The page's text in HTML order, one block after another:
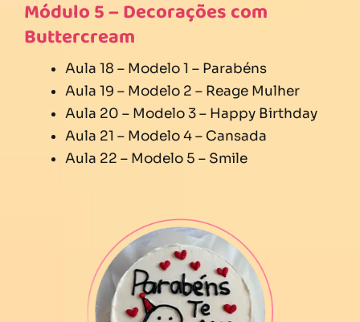
Módulo 5 – Decorações com
Buttercream
Aula 18 – Modelo 1 – Parabéns
Aula 19 – Modelo 2 – Reage Mulher
Aula 20 – Modelo 3 – Happy Birthday
Aula 21 – Modelo 4 – Cansada
Aula 22 – Modelo 5 – Smile